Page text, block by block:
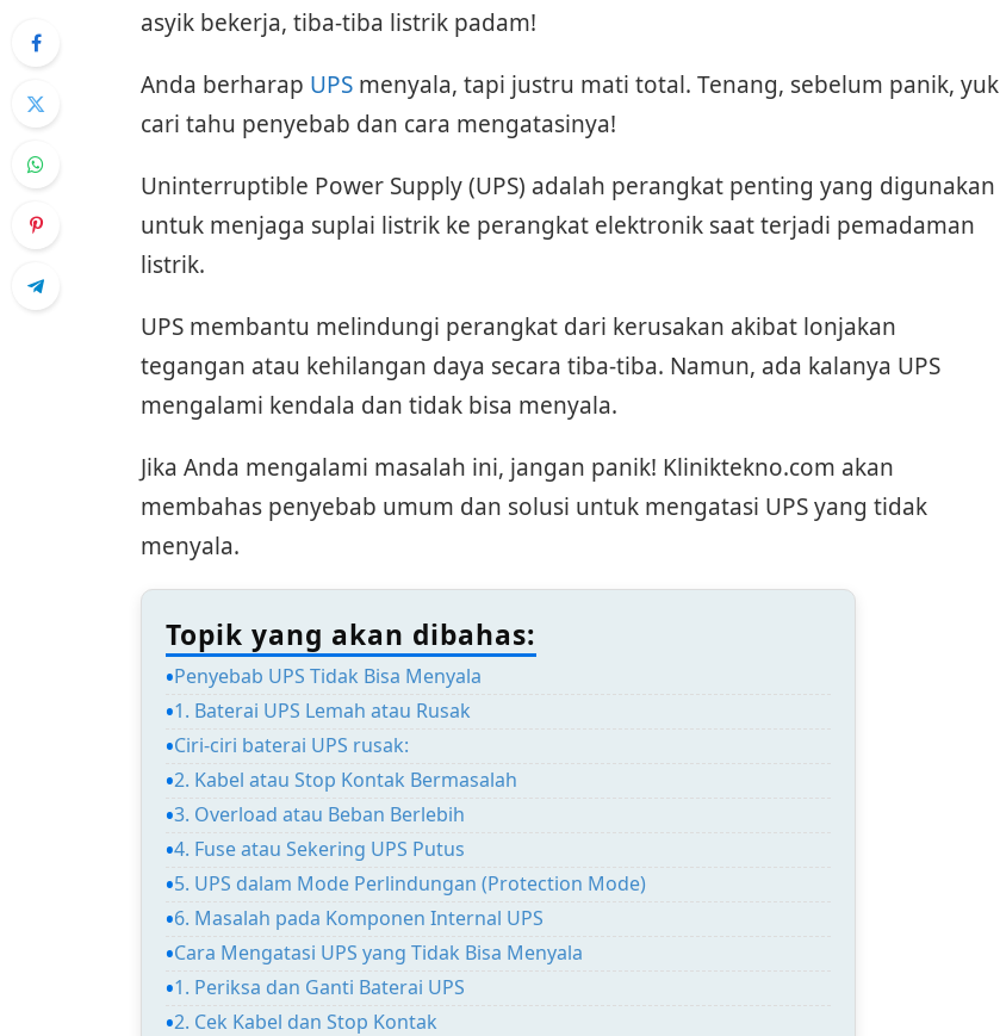
asyik bekerja, tiba-tiba listrik padam!
Anda berharap UPSmenyala, tapi justru mati total. Tenang, sebelum panik, yuk
cari tahu penyebab dan cara mengatasinya!
Uninterruptible Power Supply (UPS) adalah perangkat penting yang digunakan
untuk menjaga suplai listrik ke perangkat elektronik saat terjadi pemadaman
listrik.
UPS membantu melindungi perangkat dari kerusakan akibat lonjakan
tegangan atau kehilangan daya secara tiba-tiba. Namun, ada kalanya UPS
mengalami kendala dan tidak bisa menyala.
Jika Anda mengalami masalah ini, jangan panik! Kliniktekno.com akan
membahas penyebab umum dan solusi untuk mengatasi UPS yang tidak
menyala.
Topik yang akan dibahas:
Penyebab UPS Tidak Bisa Menyala
1. Baterai UPS Lemah atau Rusak
Ciri-ciri baterai UPS rusak:
2. Kabel atau Stop Kontak Bermasalah
3. Overload atau Beban Berlebih
4. Fuse atau Sekering UPS Putus
5. UPS dalam Mode Perlindungan (Protection Mode)
6. Masalah pada Komponen Internal UPS
Cara Mengatasi UPS yang Tidak Bisa Menyala
1. Periksa dan Ganti Baterai UPS
2. Cek Kabel dan Stop Kontak